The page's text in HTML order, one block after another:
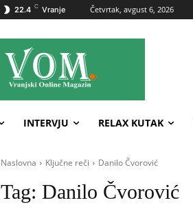
22.4 C Vranje Četvrtak, avgust 6, 2026
INTERVJU RELAX KUTAK
Naslovna Ključne reči Danilo Čvorović
Tag: Danilo Čvorović